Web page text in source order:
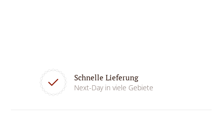
Schnelle Lieferung
Next-Day in viele Gebiete